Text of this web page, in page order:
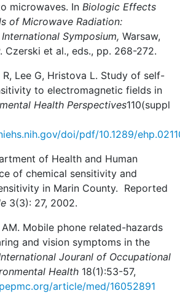
microwaves. In Biologic Effects
of Microwave Radiation:
Symposium, Warsaw,
Czerski et al., eds., pp. 268-272.
R, Lee G, Hristova L. Study of self-
to electro­magnetic fields in
Health Perspectives110(suppl
doi/pdf/10.1289/
of Health and Human
of chemical sensitivity and
in Marin County. Reported
3(3): 27, 2002.
Mobile phone related-hazards
and vision symptoms in the
Jouranl of Occupational
Health 18(1):53-57,
article/med/16052891